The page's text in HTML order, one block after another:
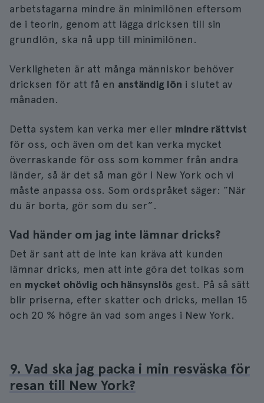
arbetstagarna mindre än minimilönen eftersom
de i teorin, genom att lägga dricksen till sin
grundlön, ska nå upp till minimilönen.
Verkligheten är att många människor behöver
dricksen för att få en anständig lön i slutet av
månaden.
Detta system kan verka mer eller mindre rättvist
för oss, och även om det kan verka mycket
överraskande för oss som kommer från andra
länder, så är det så man gör i New York och vi
måste anpassa oss. Som ordspråket säger: ”När
du är borta, gör som du ser”.
Vad händer om jag inte lämnar dricks?
Det är sant att de inte kan kräva att kunden
lämnar dricks, men att inte göra det tolkas som
en mycket ohövlig och hänsynslös gest. På så sätt
blir priserna, efter skatter och dricks, mellan 15
och 20 % högre än vad som anges i New York.
9. Vad ska jag packa i min resväska för
resan till New York?